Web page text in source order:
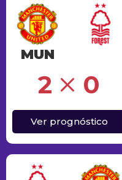
MUN
2 0
Ver prognóstico
Erro